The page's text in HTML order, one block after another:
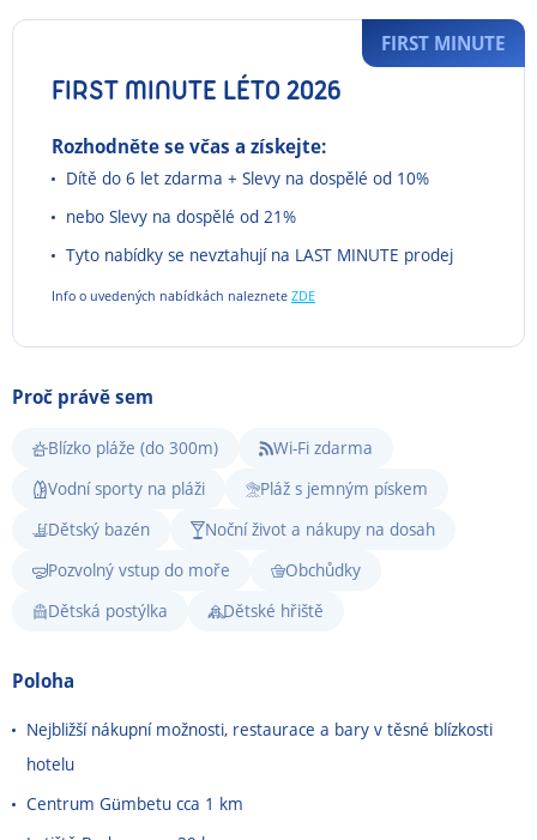
FIRST MINUTE LÉTO 2026
Rozhodněte se včas a získejte:
Dítě do 6 let zdarma + Slevy na dospělé od 10%
nebo Slevy na dospělé od 21%
Tyto nabídky se nevztahují na LAST MINUTE prodej
Info o uvedených nabídkách naleznete ZDE
FIRST MINUTE
Proč právě sem
Blízko pláže (do 300m)
Wi-Fi zdarma
Vodní sporty na pláži
Pláž s jemným pískem
Dětský bazén
Noční život a nákupy na dosah
Pozvolný vstup do moře
Obchůdky
Dětská postýlka
Dětské hřiště
Poloha
Nejbližší nákupní možnosti, restaurace a bary v těsné blízkosti
hotelu
Centrum Gümbetu cca 1 km